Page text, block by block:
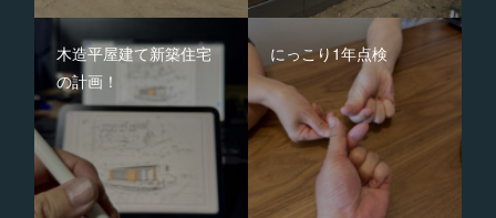
木造平屋建て新築住宅
の計画！
にっこり1年点検